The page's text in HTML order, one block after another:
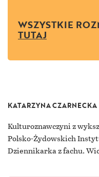
WSZYSTKIE
TUTAJ
KATARZYNA CZARNECKA
Kulturoznawczyni z
Polsko-Żydowskich
Dziennikarka z fachu.